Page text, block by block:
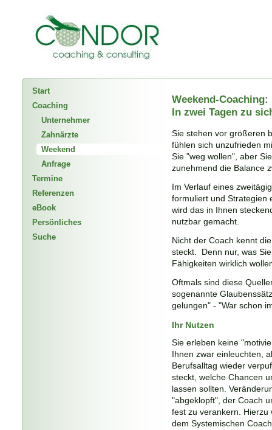
Start
Coaching
Unternehmer
Zahnärzte
Weekend
Anfrage
Termine
Referenzen
eBook
Persönliches
Suche
Weekend-Coaching:
In zwei Tagen zu
Sie stehen vor größeren
fühlen sich unzufrieden
Sie "weg wollen", aber
zunehmend die Balance
Im Verlauf eines
formuliert und Strategien
wird das in Ihnen
nutzbar gemacht.
Nicht der Coach kennt
steckt. Denn nur, was
Fähigkeiten wirklich
Oftmals sind diese
sogenannte
gelungen" - "War schon
Ihr Nutzen
Sie erleben keine
Ihnen zwar einleuchten,
Berufsalltag wieder
steckt, welche Chancen
lassen sollten.
"abgeklopft", der Coach
fest zu verankern.
dem Systemischen